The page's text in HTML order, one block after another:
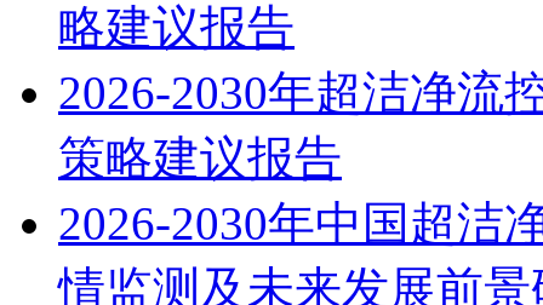
略建议报告
2026-2030年超洁净流
策略建议报告
2026-2030年中国超洁
情监测及未来发展前